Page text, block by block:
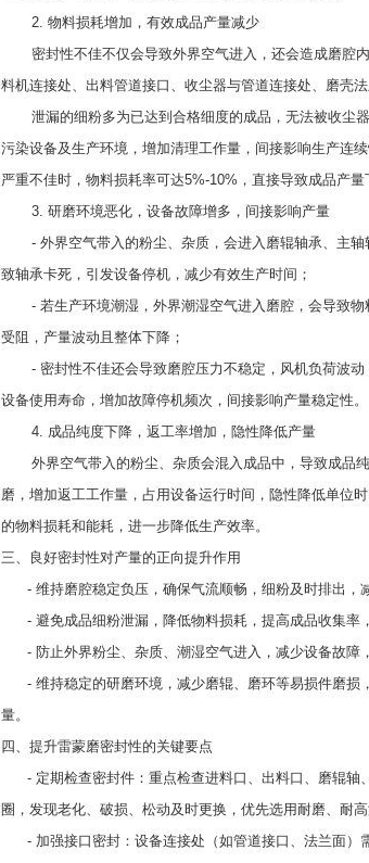
2. 物料损耗增加，有效成品产量减少
密封性不佳不仅会导致外界空气进入，还会造成磨腔
料机连接处、出料管道接口、收尘器与管道连接处、磨壳法
泄漏的细粉多为已达到合格细度的成品，无法被收尘器
污染设备及生产环境，增加清理工作量，间接影响生产连
严重不佳时，物料损耗率可达5%-10%，直接导致成品产量
3. 研磨环境恶化，设备故障增多，间接影响产量
- 外界空气带入的粉尘、杂质，会进入磨辊轴承、主轴
致轴承卡死，引发设备停机，减少有效生产时间；
- 若生产环境潮湿，外界潮湿空气进入磨腔，会导致物
受阻，产量波动且整体下降；
- 密封性不佳还会导致磨腔压力不稳定，风机负荷波动
设备使用寿命，增加故障停机频次，间接影响产量稳定性。
4. 成品纯度下降，返工率增加，隐性降低产量
外界空气带入的粉尘、杂质会混入成品中，导致成品
磨，增加返工工作量，占用设备运行时间，隐性降低单位
的物料损耗和能耗，进一步降低生产效率。
三、良好密封性对产量的正向提升作用
- 维持磨腔稳定负压，确保气流顺畅，细粉及时排出，
- 避免成品细粉泄漏，降低物料损耗，提高成品收集率
- 防止外界粉尘、杂质、潮湿空气进入，减少设备故障
- 维持稳定的研磨环境，减少磨辊、磨环等易损件磨损
量。
四、提升雷蒙磨密封性的关键要点
- 定期检查密封件：重点检查进料口、出料口、磨辊轴
圈，发现老化、破损、松动及时更换，优先选用耐磨、耐高
- 加强接口密封：设备连接处（如管道接口、法兰面）